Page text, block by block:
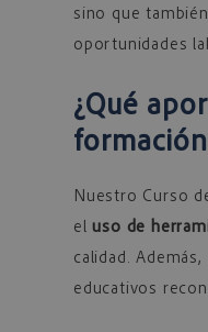
sino que
oportunidades
¿Qué
Nuestro Curso
eluso de
calidad.
educativos